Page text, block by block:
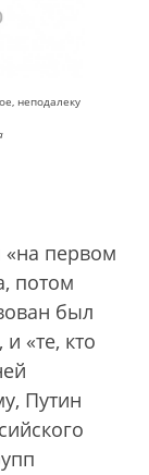
неподалеку
первом
потом
был
«те, кто
Путин